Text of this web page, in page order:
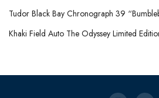
Tudor Black Bay Chronograph 39
Khaki Field Auto The Odyssey Limited